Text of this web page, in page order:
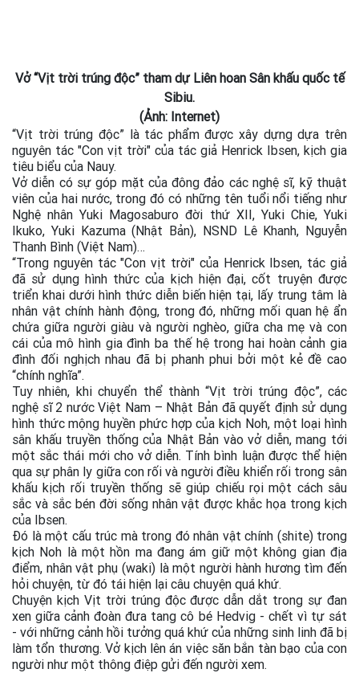
Vở “Vịt trời trúng độc” tham dự Liên hoan Sân khấu quốc tế
Sibiu.
(Ảnh: Internet)
“Vịt trời trúng độc” là tác phẩm được xây dựng dựa trên
nguyên tác "Con vịt trời" của tác giả Henrick Ibsen, kịch gia
tiêu biểu của Nauy.
Vở diễn có sự góp mặt của đông đảo các nghệ sĩ, kỹ thuật
viên của hai nước, trong đó có những tên tuổi nổi tiếng như
Nghệ nhân Yuki Magosaburo đời thứ XII, Yuki Chie, Yuki
Ikuko, Yuki Kazuma (Nhật Bản), NSND Lê Khanh, Nguyễn
Thanh Bình (Việt Nam)…
“Trong nguyên tác "Con vịt trời" của Henrick Ibsen, tác giả
đã sử dụng hình thức của kịch hiện đại, cốt truyện được
triển khai dưới hình thức diễn biến hiện tại, lấy trung tâm là
nhân vật chính hành động, trong đó, những mối quan hệ ẩn
chứa giữa người giàu và người nghèo, giữa cha mẹ và con
cái của mô hình gia đình ba thế hệ trong hai hoàn cảnh gia
đình đối nghịch nhau đã bị phanh phui bởi một kẻ đề cao
“chính nghĩa”.
Tuy nhiên, khi chuyển thể thành “Vịt trời trúng độc”, các
nghệ sĩ 2 nước Việt Nam – Nhật Bản đã quyết định sử dụng
hình thức mộng huyền phức hợp của kịch Noh, một loại hình
sân khấu truyền thống của Nhật Bản vào vở diễn, mang tới
một sắc thái mới cho vở diễn. Tính bình luận được thể hiện
qua sự phân ly giữa con rối và người điều khiển rối trong sân
khấu kịch rối truyền thống sẽ giúp chiếu rọi một cách sâu
sắc và sắc bén đời sống nhân vật được khắc họa trong kịch
của Ibsen.
Đó là một cấu trúc mà trong đó nhân vật chính (shite) trong
kịch Noh là một hồn ma đang ám giữ một không gian địa
điểm, nhân vật phụ (waki) là một người hành hương tìm đến
hỏi chuyện, từ đó tái hiện lại câu chuyện quá khứ.
Chuyện kịch Vịt trời trúng độc được dẫn dắt trong sự đan
xen giữa cảnh đoàn đưa tang cô bé Hedvig - chết vì tự sát
- với những cảnh hồi tưởng quá khứ của những sinh linh đã bị
làm tổn thương. Vở kịch lên án việc săn bắn tàn bạo của con
người như một thông điệp gửi đến người xem.